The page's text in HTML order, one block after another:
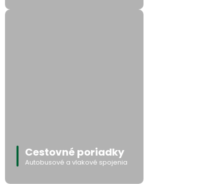
Cestovné poriadky
Autobusové a vlakové spojenia